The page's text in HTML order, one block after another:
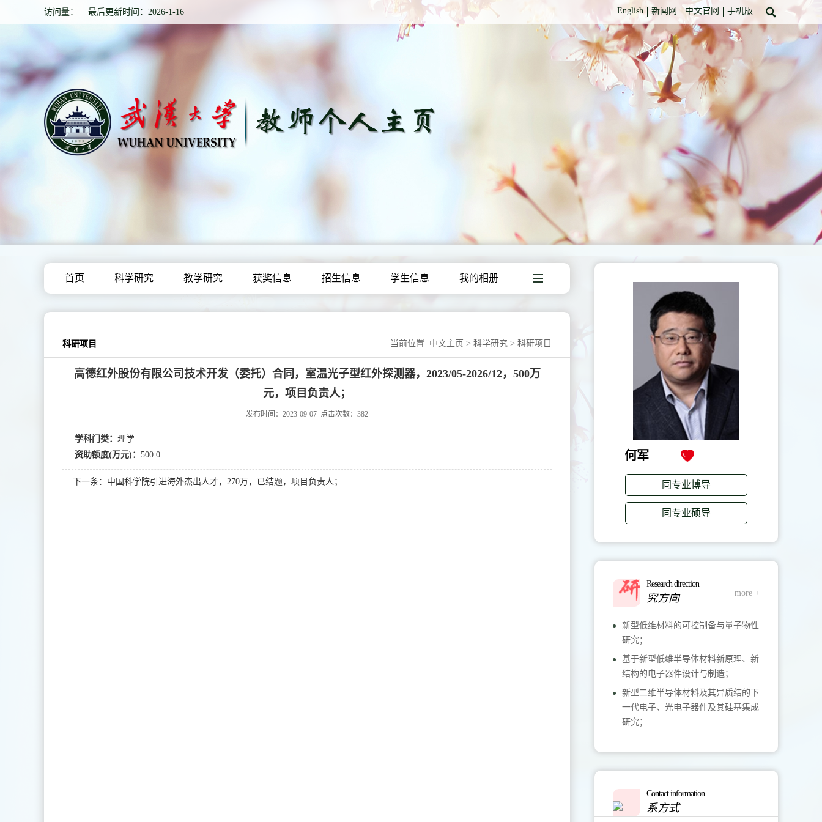
访问量： 最后更新时间： 2026-1-16 English 新闻网 中文官网 手机版
首页 科学研究 教学研究 获奖信息 招生信息 学生信息 我的相册
科研项目 当前位置: 中文主页 > 科学研究 > 科研项目
高德红外股份有限公司技术开发（委托）合同，室温光子型红外探测器，2023/05-2026/12，500万
元，项目负责人；
发布时间：2023-09-07 点击次数： 382
学科门类： 理学
资助额度(万元)： 500.0
下一条：中国科学院引进海外杰出人才，270万，已结题，项目负责人；
何军
同专业博导
同专业硕导
Research direction
究方向 more +
新型低维材料的可控制备与量子物性
研究；
基于新型低维半导体材料新原理、新
结构的电子器件设计与制造；
新型二维半导体材料及其异质结的下
一代电子、光电子器件及其硅基集成
研究；
Contact information
系方式